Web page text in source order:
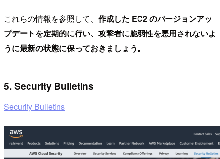
これらの情報を参照して、 作成した EC2 のバージョンアッ
プデートを定期的に行い、攻撃者に脆弱性を悪用されないよ
うに最新の状態に保っておきましょう。
5. Security Bulletins
Security Bulletins